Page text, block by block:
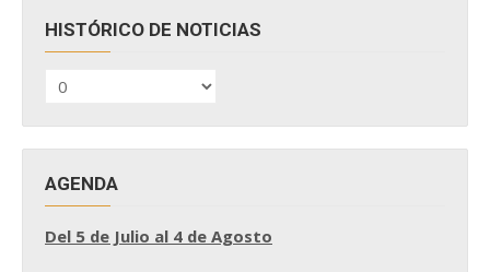
HISTÓRICO DE NOTICIAS
HISTÓRICO
DE
AGENDA
Del 5 de Julio al 4 de Agosto